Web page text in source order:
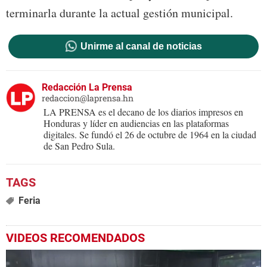
terminarla durante la actual gestión municipal.
Unirme al canal de noticias
Redacción La Prensa
redaccion@laprensa.hn
LA PRENSA es el decano de los diarios impresos en
Honduras y líder en audiencias en las plataformas
digitales. Se fundó el 26 de octubre de 1964 en la ciudad
de San Pedro Sula.
Feria
VIDEOS RECOMENDADOS